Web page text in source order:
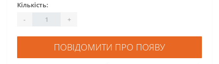
Кількість:
-
+
ПОВІДОМИТИ ПРО ПОЯВУ